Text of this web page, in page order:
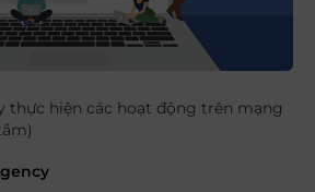
thực hiện các hoạt động trên mạng